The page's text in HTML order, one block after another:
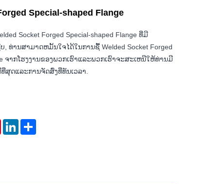
Special-shaped Flange
Socket Forged Special-shaped Flange ທີ່ມີ
ທ່ານສາມາດຫມັ້ນໃຈໄດ້ໃນການຊື້ Welded Socket Forged
ຈາກໂຮງງານຂອງພວກເຮົາແລະພວກເຮົາຈະສະເຫນີໃຫ້ທ່ານມີ
ສຸດແລະການຈັດສົ່ງທີ່ທັນເວລາ.
PinterestLinkedInShare